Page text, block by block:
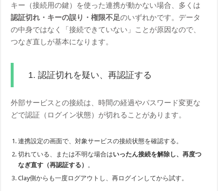
キー（接続用の鍵）を使った連携が動かない場合、多くは
認証切れ・キーの誤り・権限不足のいずれかです。データ
の中身ではなく「接続できていない」ことが原因なので、
つなぎ直しが基本になります。
1. 認証切れを疑い、再認証する
外部サービスとの接続は、時間の経過やパスワード変更な
どで認証（ログイン状態）が切れることがあります。
連携設定の画面で、対象サービスの接続状態を確認する。
切れている、または不明な場合はいったん接続を解除し、再度つ
なぎ直す（再認証する） 。
Clay側からも一度ログアウトし、再ログインしてから試す。